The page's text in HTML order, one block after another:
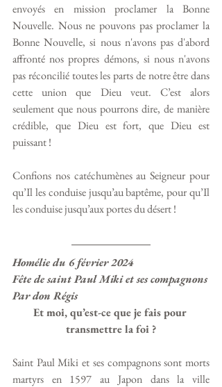
envoyés en mission proclamer la Bonne
Nouvelle. Nous ne pouvons pas proclamer la
Bonne Nouvelle, si nous n'avons pas d'abord
affronté nos propres démons, si nous n'avons
pas réconcilié toutes les parts de notre être dans
cette union que Dieu veut. C’est alors
seulement que nous pourrons dire, de manière
crédible, que Dieu est fort, que Dieu est
puissant !
Confions nos catéchumènes au Seigneur pour
qu’Il les conduise jusqu’au baptême, pour qu’Il
les conduise jusqu’aux portes du désert !
Homélie du 6 février 2024
Fête de saint Paul Miki et ses compagnons
Par don Régis
Et moi, qu’est-ce que je fais pour
transmettre la foi ?
Saint Paul Miki et ses compagnons sont morts
martyrs en 1597 au Japon dans la ville